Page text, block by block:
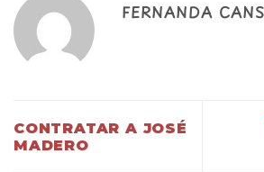
FERNANDA
CONTRATAR A JOSÉ
MADERO